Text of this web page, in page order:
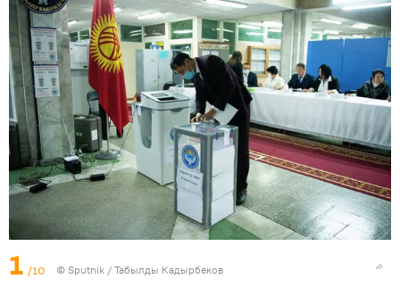
1 /10 © Sputnik / Табылды Кадырбеков